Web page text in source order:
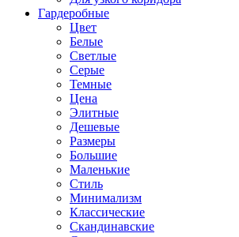
Гардеробные
Цвет
Белые
Светлые
Серые
Темные
Цена
Элитные
Дешевые
Размеры
Большие
Маленькие
Стиль
Минимализм
Классические
Скандинавские